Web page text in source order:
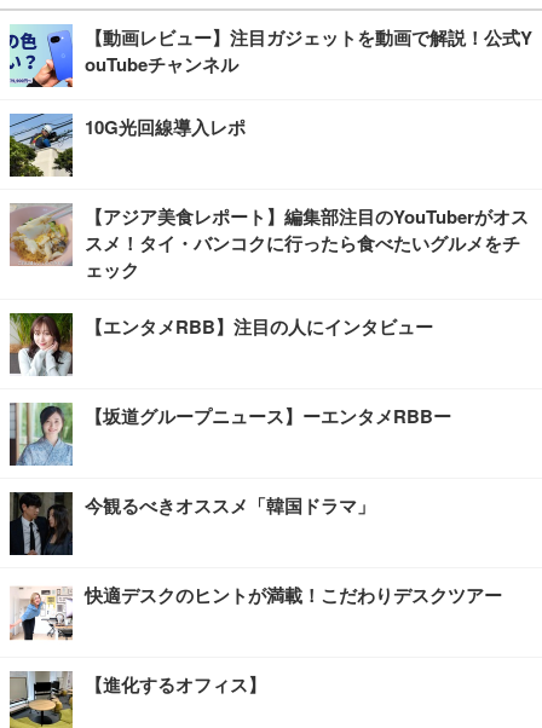
【動画レビュー】注目ガジェットを動画で解説！公式Y
ouTubeチャンネル
10G光回線導入レポ
【アジア美食レポート】編集部注目のYouTuberがオス
スメ！タイ・バンコクに行ったら食べたいグルメをチ
ェック
【エンタメRBB】注目の人にインタビュー
【坂道グループニュース】ーエンタメRBBー
今観るべきオススメ「韓国ドラマ」
快適デスクのヒントが満載！こだわりデスクツアー
【進化するオフィス】